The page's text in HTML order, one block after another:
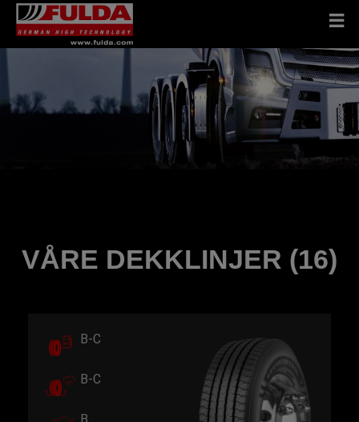
VÅRE DEKKLINJER (16)
B-C
B-C
B